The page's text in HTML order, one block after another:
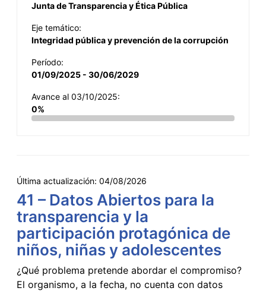
Junta de Transparencia y Ética Pública
Eje temático:
Integridad pública y prevención de la corrupción
Período:
01/09/2025 - 30/06/2029
Avance al 03/10/2025:
0%
Última actualización: 04/08/2026
41 – Datos Abiertos para la
transparencia y la
participación protagónica de
niños, niñas y adolescentes
¿Qué problema pretende abordar el compromiso?
El organismo, a la fecha, no cuenta con datos